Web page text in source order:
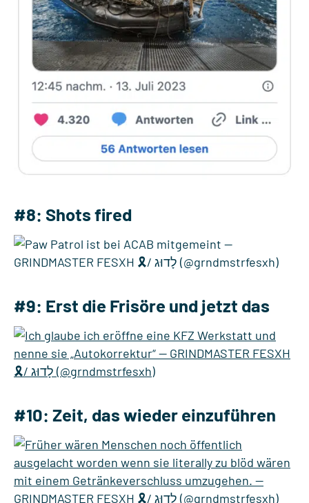
#8: Shots fired
#9: Erst die Frisöre und jetzt das
#10: Zeit, das wieder einzuführen